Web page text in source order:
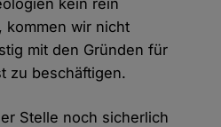
kommen wir nicht
mit den Gründen für
zu beschäftigen.
Stelle noch sicherlich